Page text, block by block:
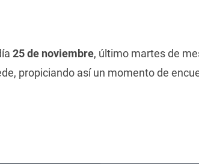
25 de noviembre, último martes de
propiciando así un momento de